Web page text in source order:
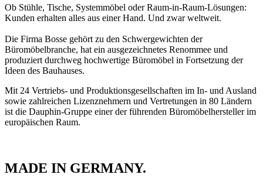
Ob Stühle, Tische, Systemmöbel oder Raum-in-Raum-Lösungen:
Kunden erhalten alles aus einer Hand. Und zwar weltweit.
Die Firma Bosse gehört zu den Schwergewichten der
Büromöbelbranche, hat ein ausgezeichnetes Renommee und
produziert durchweg hochwertige Büromöbel in Fortsetzung der
Ideen des Bauhauses.
Mit 24 Vertriebs- und Produktionsgesellschaften im In- und Ausland
sowie zahlreichen Lizenznehmern und Vertretungen in 80 Ländern
ist die Dauphin-Gruppe einer der führenden Büromöbelhersteller im
europäischen Raum.
MADE IN GERMANY.